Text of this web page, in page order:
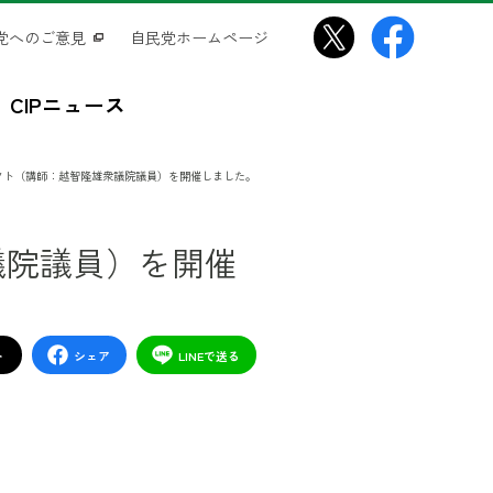
CIPニュース
へのご意見 自民党ホームページ
（講師：越智隆雄衆議院議員）を開催しました。
議員）を開催
シェア LINEで送る